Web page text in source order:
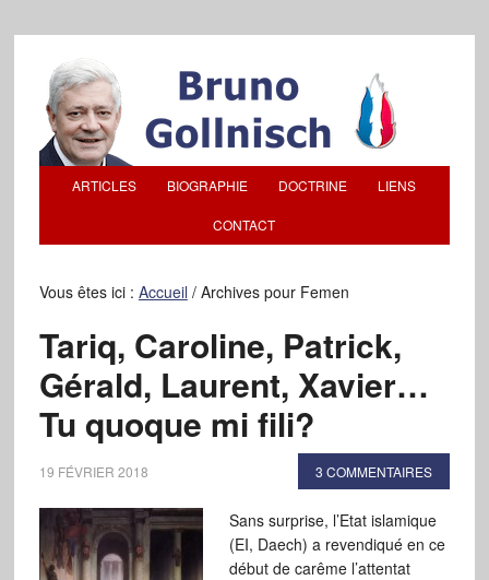
ARTICLES BIOGRAPHIE DOCTRINE LIENS
CONTACT
Vous êtes ici : Accueil /Archives pour Femen
Tariq, Caroline, Patrick,
Gérald, Laurent, Xavier…
Tu quoque mi fili?
19 FÉVRIER 2018 3 COMMENTAIRES
Sans surprise, l’Etat islamique
(EI, Daech) a revendiqué en ce
début de carême l’attentat